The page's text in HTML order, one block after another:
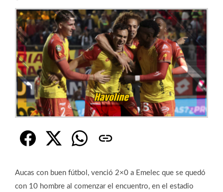
Aucas con buen fútbol, venció 2×0 a Emelec que se quedó
con 10 hombre al comenzar el encuentro, en el estadio